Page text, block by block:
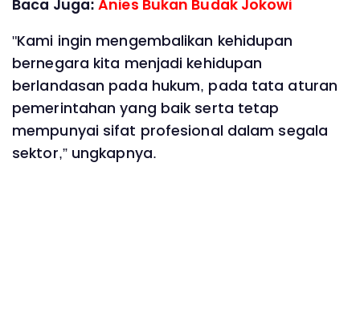
Baca Juga:Anies Bukan Budak Jokowi
"Kami ingin mengembalikan kehidupan
bernegara kita menjadi kehidupan
berlandasan pada hukum, pada tata aturan
pemerintahan yang baik serta tetap
mempunyai sifat profesional dalam segala
sektor,” ungkapnya.